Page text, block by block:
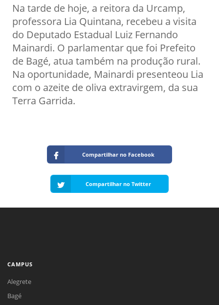
Na tarde de hoje, a reitora da Urcamp,
professora Lia Quintana, recebeu a visita
do Deputado Estadual Luiz Fernando
Mainardi. O parlamentar que foi Prefeito
de Bagé, atua também na produção rural.
Na oportunidade, Mainardi presenteou Lia
com o azeite de oliva extravirgem, da sua
Terra Garrida.
Compartilhar no Facebook
Compartilhar no Twitter
CAMPUS
Alegrete
Bagé